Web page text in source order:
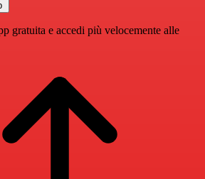
gratuita e accedi più velocemente alle